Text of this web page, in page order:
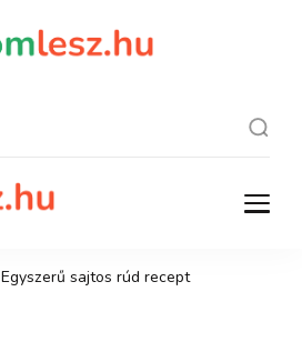
finomlesz.hu
Recept, ami finom lesz.
Egyszerű sajtos rúd recept